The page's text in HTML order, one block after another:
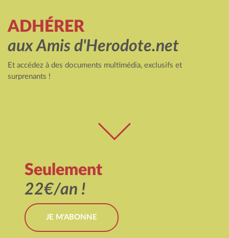
ADHÉRER
aux Amis d'Herodote.net
Et accédez à des documents multimédia, exclusifs et
surprenants !
Seulement
22€/an !
JE M'ABONNE